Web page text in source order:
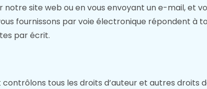
notre site web ou en vous envoyant un e-mail, et
fournissons par voie électronique répondent à
par écrit.
contrôlons tous les droits d’auteur et autres